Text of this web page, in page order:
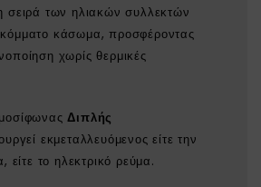
σειρά των ηλιακών συλλεκτών
κάσωμα, προσφέροντας
χωρίς θερμικές
Διπλής
εκμεταλλευόμενος είτε την
είτε το ηλεκτρικό ρεύμα.